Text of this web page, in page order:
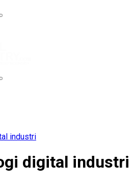
industri
digital industri